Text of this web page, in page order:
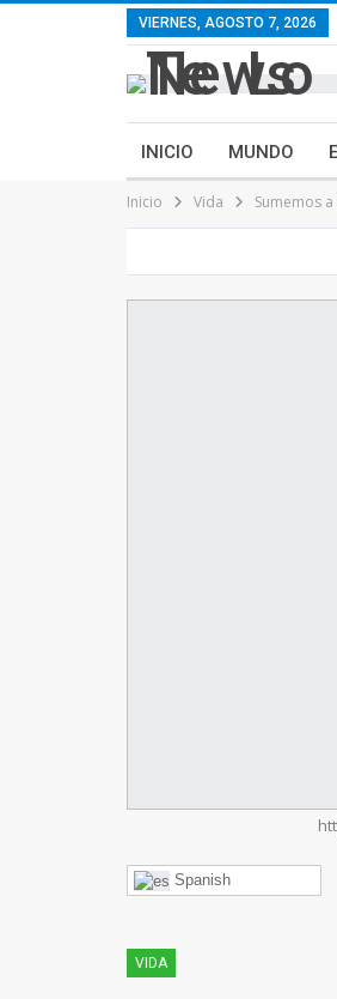
VIERNES, AGOSTO 7, 2026
INICIO MUNDO
Inicio Vida Sumemos
Spanish
VIDA